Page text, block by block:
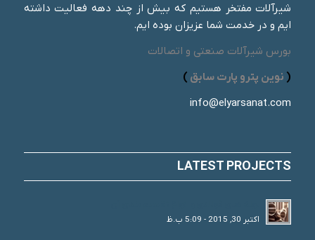
شیرآلات مفتخر هستیم که بیش از چند دهه فعالیت داشته
ایم و در خدمت شما عزیزان بوده ایم.
بورس شیرآلات صنعتی و اتصالات
( نوین پترو پارت سابق )
info@elyarsanat.com
LATEST PROJECTS
اکتبر 30, 2015 - 5:09 ب.ظ